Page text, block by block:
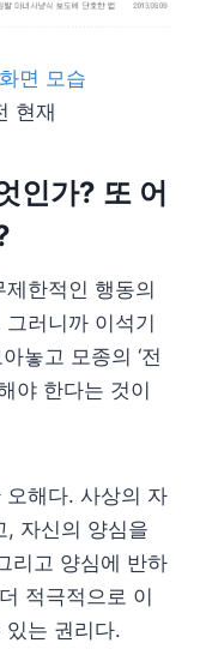
면 모습
현재
인가? 또 어
한적인 행동의
러니까 이석기
놓고 모종의 ‘전
야 한다는 것이
오해다. 사상의 자
, 자신의 양심을
리고 양심에 반하
적극적으로 이
는 권리다.